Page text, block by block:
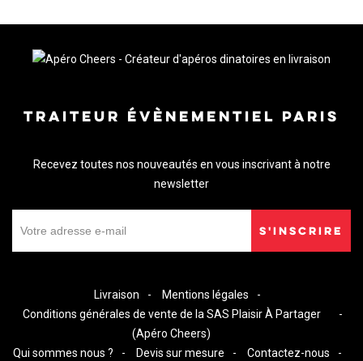
TRAITEUR ÉVÈNEMENTIEL PARIS
Recevez toutes nos nouveautés en vous inscrivant à notre
newsletter
S'INSCRIRE
Livraison
Mentions légales
Conditions générales de vente de la SAS Plaisir À Partager
(Apéro Cheers)
Qui sommes nous ?
Devis sur mesure Contactez-nous